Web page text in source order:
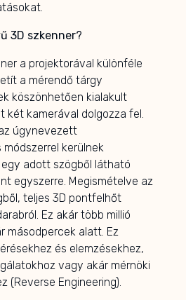
3D szkenner?
a projektorával különféle
a mérendő tárgy
köszönhetően kialakult
két kamerával dolgozza fel.
úgynevezett
módszerrel kerülnek
adott szögből látható
egyszerre. Megismételve az
teljes 3D pontfelhőt
Ez akár több millió
másodpercek alatt. Ez
és elemzésekhez,
vagy akár mérnöki
(Reverse Engineering).